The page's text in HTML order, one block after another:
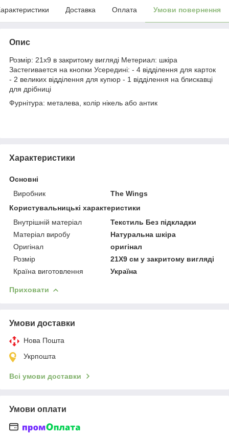
Доставка Оплата Умови повернення
Опис
Розмір: 21х9 в закритому вигляді Метериал: шкіра
Застегивается на кнопки Усередині: - 4 відділення для карток
- 2 великих відділення для купюр - 1 відділення на блискавці
для дрібниці
Фурнітура: металева, колір нікель або антик
Характеристики
Основні
Виробник
The Wings
Користувальницькі характеристики
Внутрішній матеріал
Текстиль Без підкладки
Матеріал виробу
Натуральна шкіра
Оригінал
оригінал
Розмір
21Х9 см у закритому вигляді
Країна виготовлення
Україна
Приховати
Умови доставки
Нова Пошта
Укрпошта
Всі умови доставки
Умови оплати